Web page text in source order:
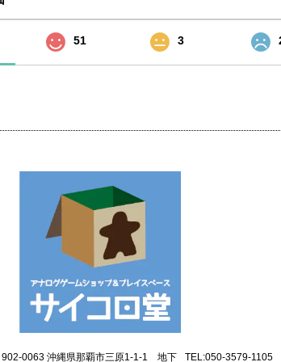
51 3
902-0063 沖縄県那覇市三原1-1-1 地下 TEL:050-3579-1105